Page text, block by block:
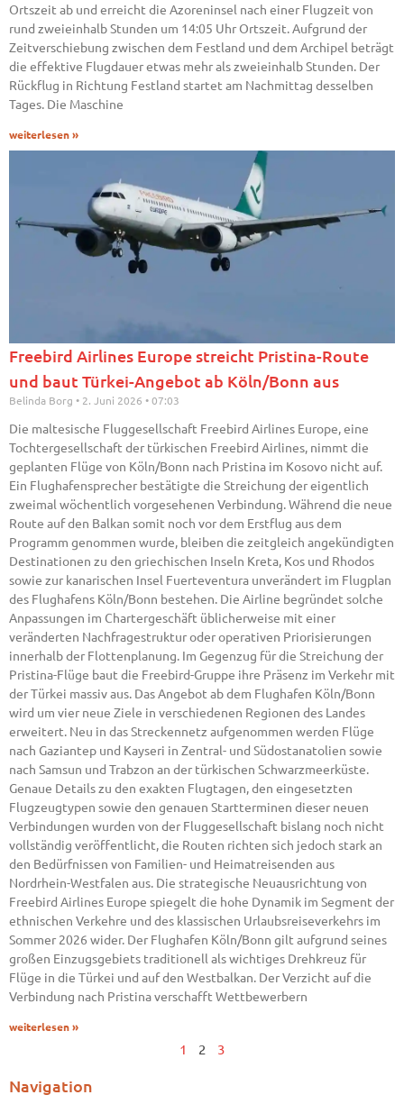
Ortszeit ab und erreicht die Azoreninsel nach einer Flugzeit von
rund zweieinhalb Stunden um 14:05 Uhr Ortszeit. Aufgrund der
Zeitverschiebung zwischen dem Festland und dem Archipel beträgt
die effektive Flugdauer etwas mehr als zweieinhalb Stunden. Der
Rückflug in Richtung Festland startet am Nachmittag desselben
Tages. Die Maschine
weiterlesen »
Freebird Airlines Europe streicht Pristina-Route
und baut Türkei-Angebot ab Köln/Bonn aus
Belinda Borg 2. Juni 2026 07:03
Die maltesische Fluggesellschaft Freebird Airlines Europe, eine
Tochtergesellschaft der türkischen Freebird Airlines, nimmt die
geplanten Flüge von Köln/Bonn nach Pristina im Kosovo nicht auf.
Ein Flughafensprecher bestätigte die Streichung der eigentlich
zweimal wöchentlich vorgesehenen Verbindung. Während die neue
Route auf den Balkan somit noch vor dem Erstflug aus dem
Programm genommen wurde, bleiben die zeitgleich angekündigten
Destinationen zu den griechischen Inseln Kreta, Kos und Rhodos
sowie zur kanarischen Insel Fuerteventura unverändert im Flugplan
des Flughafens Köln/Bonn bestehen. Die Airline begründet solche
Anpassungen im Chartergeschäft üblicherweise mit einer
veränderten Nachfragestruktur oder operativen Priorisierungen
innerhalb der Flottenplanung. Im Gegenzug für die Streichung der
Pristina-Flüge baut die Freebird-Gruppe ihre Präsenz im Verkehr mit
der Türkei massiv aus. Das Angebot ab dem Flughafen Köln/Bonn
wird um vier neue Ziele in verschiedenen Regionen des Landes
erweitert. Neu in das Streckennetz aufgenommen werden Flüge
nach Gaziantep und Kayseri in Zentral- und Südostanatolien sowie
nach Samsun und Trabzon an der türkischen Schwarzmeerküste.
Genaue Details zu den exakten Flugtagen, den eingesetzten
Flugzeugtypen sowie den genauen Startterminen dieser neuen
Verbindungen wurden von der Fluggesellschaft bislang noch nicht
vollständig veröffentlicht, die Routen richten sich jedoch stark an
den Bedürfnissen von Familien- und Heimatreisenden aus
Nordrhein-Westfalen aus. Die strategische Neuausrichtung von
Freebird Airlines Europe spiegelt die hohe Dynamik im Segment der
ethnischen Verkehre und des klassischen Urlaubsreiseverkehrs im
Sommer 2026 wider. Der Flughafen Köln/Bonn gilt aufgrund seines
großen Einzugsgebiets traditionell als wichtiges Drehkreuz für
Flüge in die Türkei und auf den Westbalkan. Der Verzicht auf die
Verbindung nach Pristina verschafft Wettbewerbern
weiterlesen »
1 2 3
Navigation